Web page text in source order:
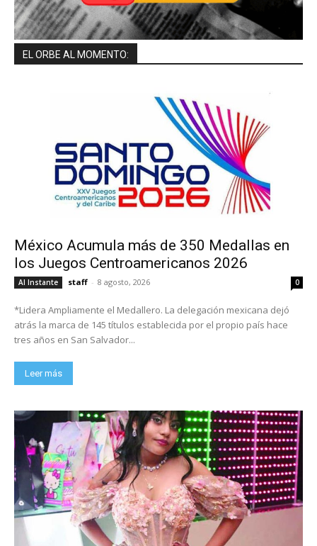
EL ORBE AL MOMENTO:
México Acumula más de 350 Medallas en
los Juegos Centroamericanos 2026
Al Instante staff - 8 agosto, 2026 0
*Lidera Ampliamente el Medallero. La delegación mexicana dejó
atrás la marca de 145 títulos establecida por el propio país hace
tres años en San Salvador...
Leer más